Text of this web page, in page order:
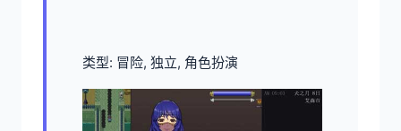
类型: 冒险, 独立, 角色扮演